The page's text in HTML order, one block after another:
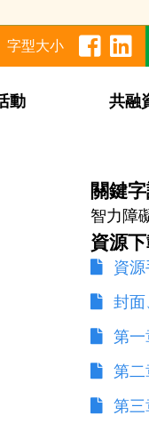
字型大小
動 共融
關鍵
智力障
資源
資
封面
第一
第二
第三